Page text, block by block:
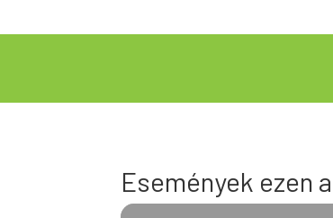
Események ezen